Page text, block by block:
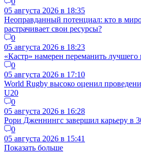
05 августа 2026 в 18:35
Неоправданный потенциал: кто в
растрачивает свои ресурсы?
0
05 августа 2026 в 18:23
«Кастр» намерен переманить
0
05 августа 2026 в 17:10
World Rugby высоко оценил
U20
0
05 августа 2026 в 16:28
Рори Дженнингс завершил карьеру в
0
05 августа 2026 в 15:41
Показать больше